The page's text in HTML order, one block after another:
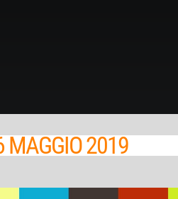
MAGGIO 2019